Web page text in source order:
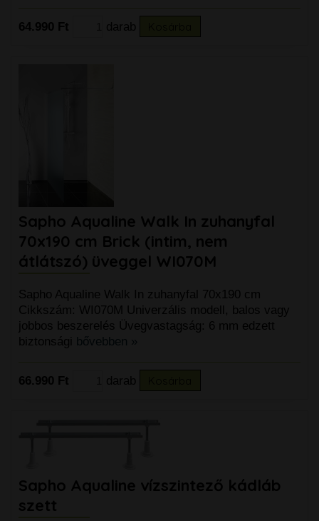
64.990 Ft darab
Sapho Aqualine Walk In zuhanyfal
70x190 cm Brick (intim, nem
átlátszó) üveggel WI070M
Sapho Aqualine Walk In zuhanyfal 70x190 cm
Cikkszám: WI070M Univerzális modell, balos vagy
jobbos beszerelés Üvegvastagság: 6 mm edzett
biztonsági
bővebben »
66.990 Ft darab
Sapho Aqualine vízszintező kádláb
szett